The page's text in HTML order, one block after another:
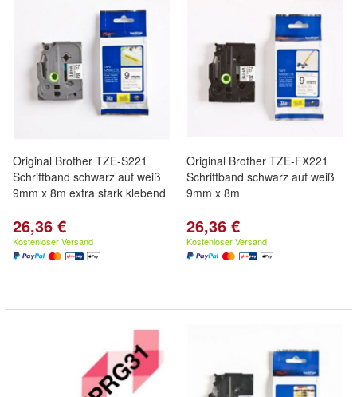
Original Brother TZE-S221
Schriftband schwarz auf weiß
9mm x 8m extra stark klebend
26,36 €
Kostenloser Versand
Original Brother TZE-FX221
Schriftband schwarz auf weiß
9mm x 8m
26,36 €
Kostenloser Versand